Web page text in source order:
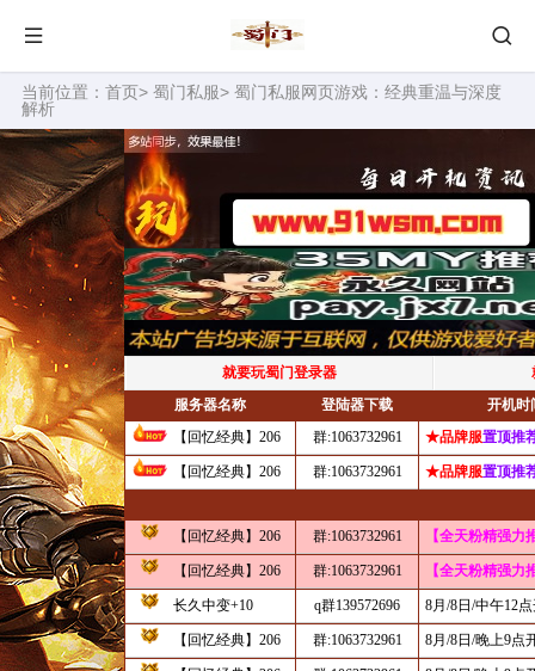
当前位置： 首页> 蜀门私服> 蜀门私服网页游戏：经典重温与深度
解析